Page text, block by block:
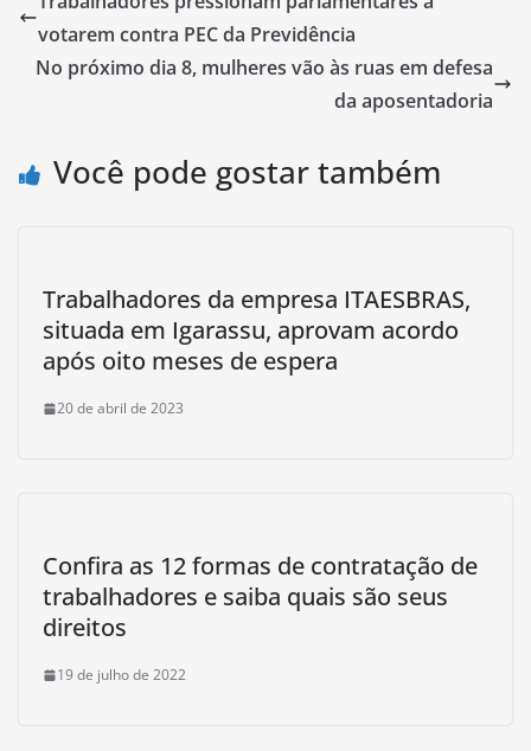
votarem contra PEC da Previdência
No próximo dia 8, mulheres vão às ruas em defesa
da aposentadoria
Você pode gostar também
Trabalhadores da empresa ITAESBRAS,
situada em Igarassu, aprovam acordo
após oito meses de espera
20 de abril de 2023
Confira as 12 formas de contratação de
trabalhadores e saiba quais são seus
direitos
19 de julho de 2022